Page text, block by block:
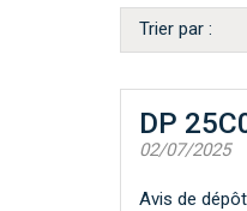
Trier par :
DP
02/07/2025
Avis de dépôt